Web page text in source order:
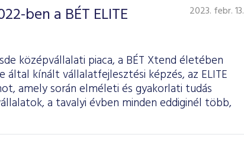
ben a BÉT ELITE
2023. febr. 13.
középvállalati piaca, a BÉT Xtend életében
kínált vállalatfejlesztési képzés, az ELITE
amely során elméleti és gyakorlati tudás
a tavalyi évben minden eddiginél több,